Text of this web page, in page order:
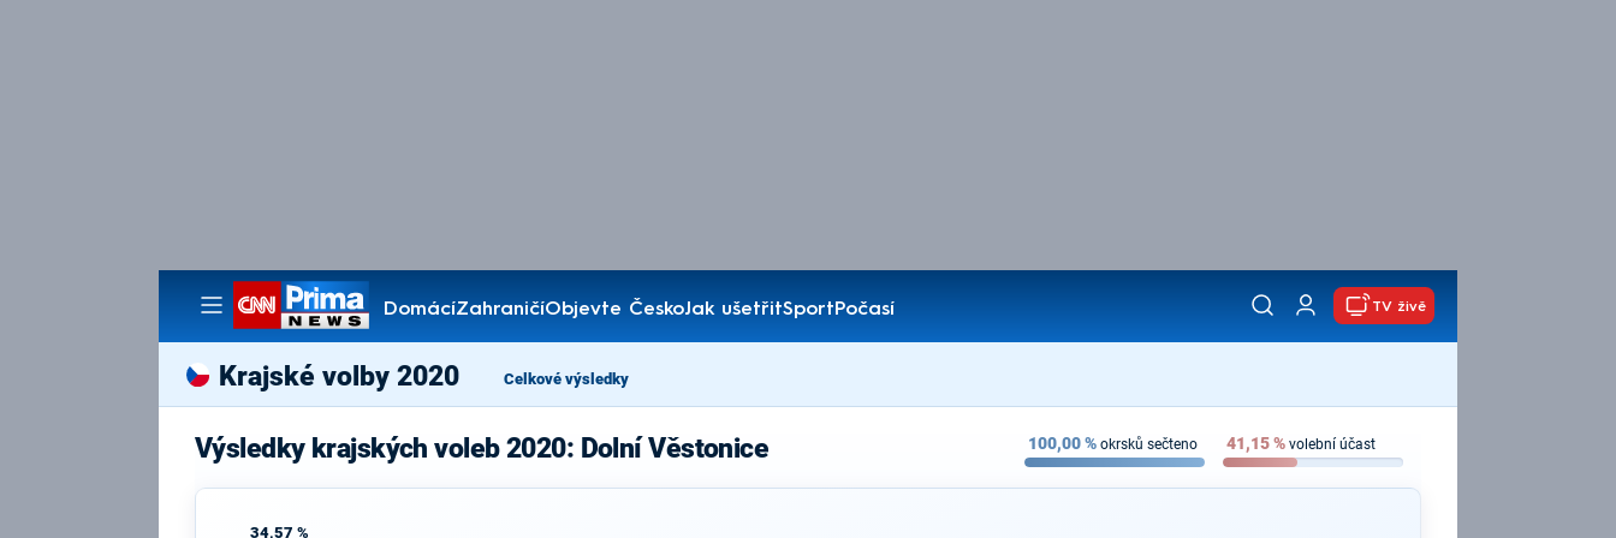
DomácíZahraničíObjevte ČeskoJak ušetřitSportPočasí
Pořady
TV živě
Krajské volby 2020 Celkové výsledky
Výsledky krajských voleb 2020: Dolní Věstonice 100,00% okrsků sečteno 41,15% volební účast
34,57 %